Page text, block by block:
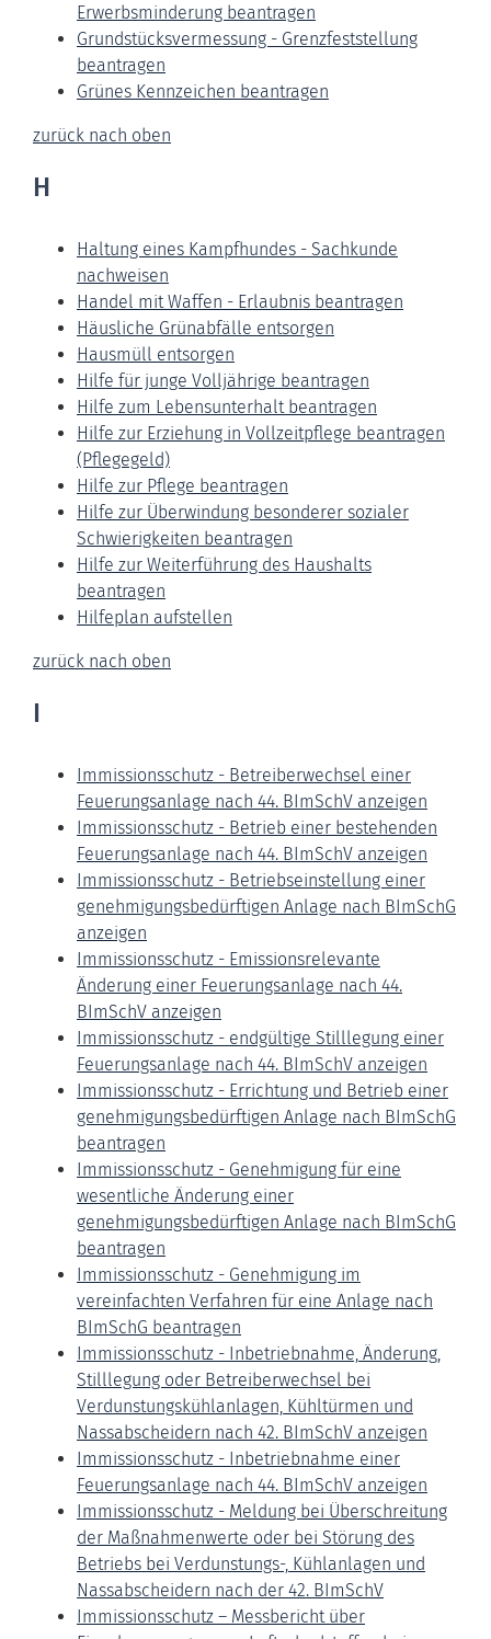
Erwerbsminderung beantragen
Grundstücksvermessung - Grenzfeststellung
beantragen
Grünes Kennzeichen beantragen
zurück nach oben
H
Haltung eines Kampfhundes - Sachkunde
nachweisen
Handel mit Waffen - Erlaubnis beantragen
Häusliche Grünabfälle entsorgen
Hausmüll entsorgen
Hilfe für junge Volljährige beantragen
Hilfe zum Lebensunterhalt beantragen
Hilfe zur Erziehung in Vollzeitpflege beantragen
(Pflegegeld)
Hilfe zur Pflege beantragen
Hilfe zur Überwindung besonderer sozialer
Schwierigkeiten beantragen
Hilfe zur Weiterführung des Haushalts
beantragen
Hilfeplan aufstellen
zurück nach oben
I
Immissionsschutz - Betreiberwechsel einer
Feuerungsanlage nach 44. BImSchV anzeigen
Immissionsschutz - Betrieb einer bestehenden
Feuerungsanlage nach 44. BImSchV anzeigen
Immissionsschutz - Betriebseinstellung einer
genehmigungsbedürftigen Anlage nach BImSchG
anzeigen
Immissionsschutz - Emissionsrelevante
Änderung einer Feuerungsanlage nach 44.
BImSchV anzeigen
Immissionsschutz - endgültige Stilllegung einer
Feuerungsanlage nach 44. BImSchV anzeigen
Immissionsschutz - Errichtung und Betrieb einer
genehmigungsbedürftigen Anlage nach BImSchG
beantragen
Immissionsschutz - Genehmigung für eine
wesentliche Änderung einer
genehmigungsbedürftigen Anlage nach BImSchG
beantragen
Immissionsschutz - Genehmigung im
vereinfachten Verfahren für eine Anlage nach
BImSchG beantragen
Immissionsschutz - Inbetriebnahme, Änderung,
Stilllegung oder Betreiberwechsel bei
Verdunstungskühlanlagen, Kühltürmen und
Nassabscheidern nach 42. BImSchV anzeigen
Immissionsschutz - Inbetriebnahme einer
Feuerungsanlage nach 44. BImSchV anzeigen
Immissionsschutz - Meldung bei Überschreitung
der Maßnahmenwerte oder bei Störung des
Betriebs bei Verdunstungs-, Kühlanlagen und
Nassabscheidern nach der 42. BImSchV
Immissionsschutz – Messbericht über